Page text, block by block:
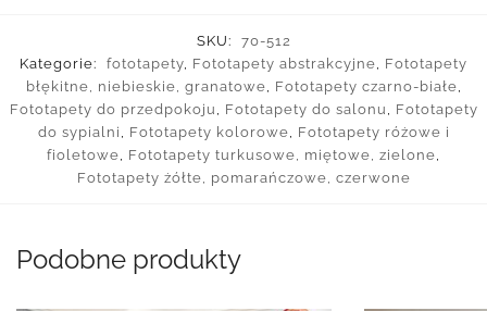
SKU:
70-512
Kategorie:
fototapety, Fototapety abstrakcyjne, Fototapety
błękitne, niebieskie, granatowe, Fototapety czarno-białe,
Fototapety do przedpokoju , Fototapety do salonu , Fototapety
do sypialni , Fototapety kolorowe, Fototapety różowe i
fioletowe, Fototapety turkusowe, miętowe, zielone,
Fototapety żółte, pomarańczowe, czerwone
Podobne produkty